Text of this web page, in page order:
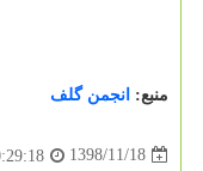
منبع: انجمن گلف
1398/11/18